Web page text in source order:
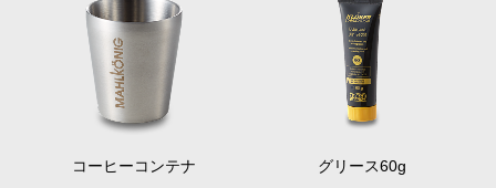
コーヒーコンテナ グリース60g